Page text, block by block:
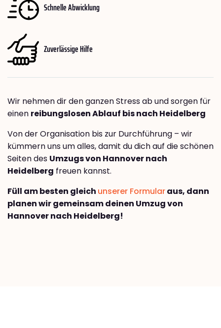
Schnelle Abwicklung
Zuverlässige Hilfe
Wir nehmen dir den ganzen Stress ab und sorgen für
einen reibungslosen Ablauf bis nach Heidelberg
Von der Organisation bis zur Durchführung – wir
kümmern uns um alles, damit du dich auf die schönen
Seiten des Umzugs von Hannover nach
Heidelberg freuen kannst.
Füll am besten gleich unserer Formularaus, dann
planen wir gemeinsam deinen Umzug von
Hannover nach Heidelberg!